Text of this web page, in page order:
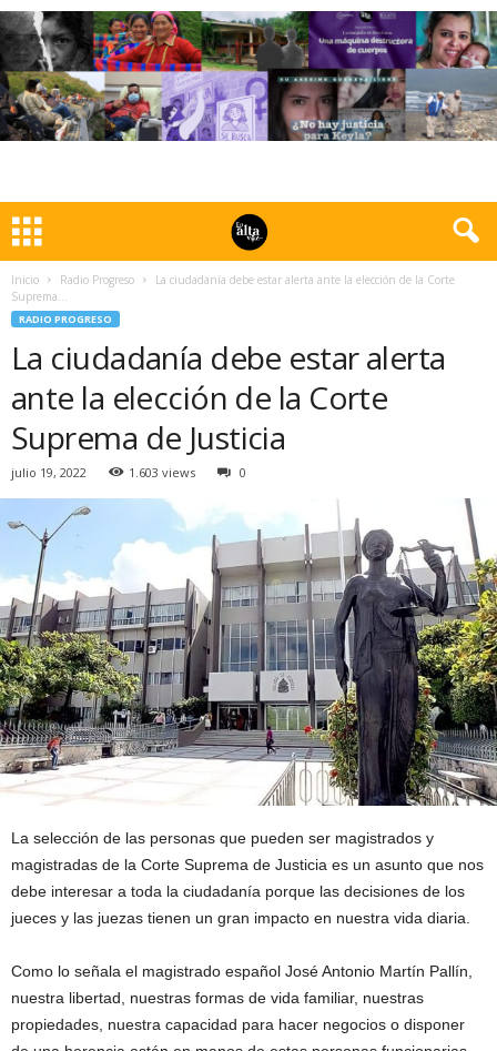
Inicio Radio Progreso
La ciudadanía debe estar alerta ante la elección de la Corte
Suprema...
RADIO PROGRESO
La ciudadanía debe estar alerta
ante la elección de la Corte
Suprema de Justicia
julio 19, 2022 1.603 views 0
La selección de las personas que pueden ser magistrados y
magistradas de la Corte Suprema de Justicia es un asunto que nos
debe interesar a toda la ciudadanía porque las decisiones de los
jueces y las juezas tienen un gran impacto en nuestra vida diaria.
Como lo señala el magistrado español José Antonio Martín Pallín,
nuestra libertad, nuestras formas de vida familiar, nuestras
propiedades, nuestra capacidad para hacer negocios o disponer